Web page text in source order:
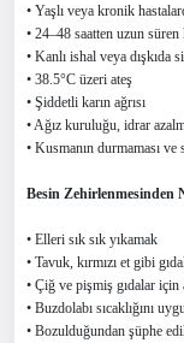
• Yaşlı veya kronik
• 24–48 saatten uzun
• Kanlı ishal veya dışkıda
• 38.5°C üzeri ateş
• Şiddetli karın ağrısı
• Ağız kuruluğu, idrar
• Kusmanın durmaması ve
Besin Zehirlenmesinden
• Elleri sık sık yıkamak
• Tavuk, kırmızı et gibi
• Çiğ ve pişmiş gıdalar için
• Buzdolabı sıcaklığını
• Bozulduğundan şüphe